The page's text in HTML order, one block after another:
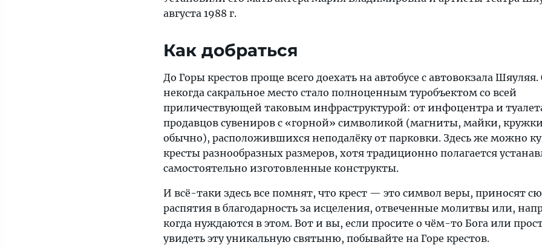
августа 1988 г.
Как добраться
До Горы крестов проще всего доехать на автобусе с автовокзала Шяуляя.
некогда сакральное место стало полноценным туробъектом со всей
приличествующей таковым инфраструктурой: от инфоцентра и
продавцов сувениров с «горной» символикой (магниты, майки,
обычно), расположившихся неподалёку от парковки. Здесь же можно
кресты разнообразных размеров, хотя традиционно полагается
самостоятельно изготовленные конструкты.
И всё-таки здесь все помнят, что крест — это символ веры, приносят
распятия в благодарность за исцеления, отвеченные молитвы или,
когда нуждаются в этом. Вот и вы, если просите о чём-то Бога или
увидеть эту уникальную святыню, побывайте на Горе крестов.